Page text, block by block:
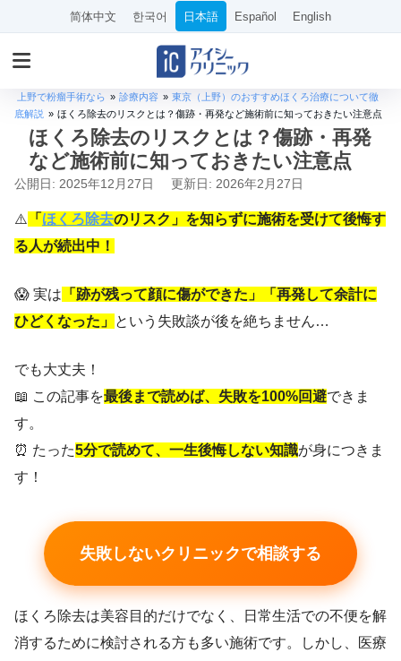
简体中文 한국어 日本語 Español English
上野で粉瘤手術なら » 診療内容 » 東京（上野）のおすすめほくろ治療について徹
底解説 » ほくろ除去のリスクとは？傷跡・再発など施術前に知っておきたい注意点
ほくろ除去のリスクとは？傷跡・再発
など施術前に知っておきたい注意点
公開日: 2025年12月27日 更新日: 2026年2月27日
⚠️ 「 ほくろ除去のリスク」を知らずに施術を受けて後悔す
る人が続出中！
😱 実は 「跡が残って顔に傷ができた」「再発して余計に
ひどくなった」 という失敗談が後を絶ちません…
でも大丈夫！
📖 この記事を最後まで読めば、失敗を100%回避できま
す。
⏰ たった5分で読めて、一生後悔しない知識が身につきま
す！
失敗しないクリニックで相談する
ほくろ除去は美容目的だけでなく、日常生活での不便を解
消するために検討される方も多い施術です。しかし、医療